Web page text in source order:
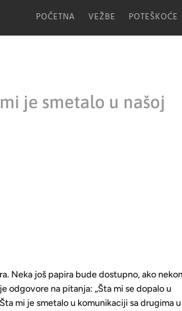
POČETNA VEŽBE POTEŠKOĆE
je smetalo u našoj
Neka još papira bude dostupno, ako
odgovore na pitanja: „Šta mi se dopalo u
mi je smetalo u komunikaciji sa drugima